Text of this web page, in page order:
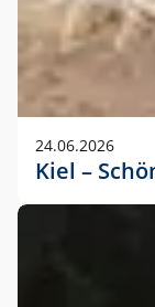
24.06.2026
Kiel –